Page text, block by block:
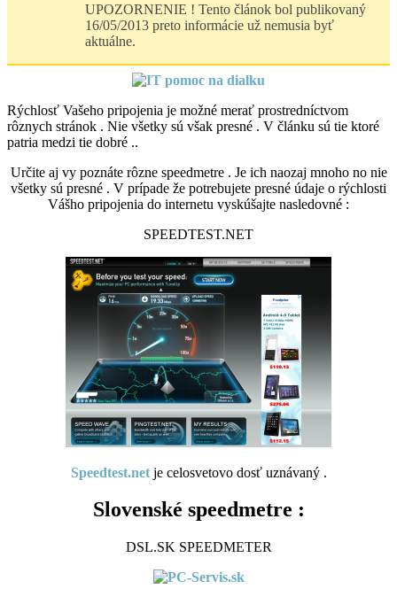
UPOZORNENIE ! Tento článok bol publikovaný
16/05/2013 preto informácie už nemusia byť
aktuálne.
Rýchlosť Vašeho pripojenia je možné merať prostredníctvom
rôznych stránok . Nie všetky sú však presné . V článku sú tie ktoré
patria medzi tie dobré ..
Určite aj vy poznáte rôzne speedmetre . Je ich naozaj mnoho no nie
všetky sú presné . V prípade že potrebujete presné údaje o rýchlosti
Vášho pripojenia do internetu vyskúšajte nasledovné :
SPEEDTEST.NET
Speedtest.netje celosvetovo dosť uznávaný .
Slovenské speedmetre :
DSL.SK SPEEDMETER